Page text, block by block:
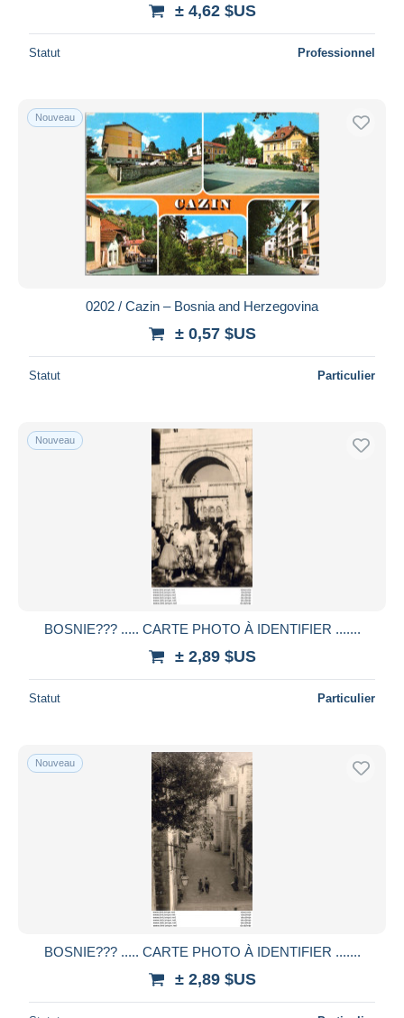
± 4,62 $US
Statut Professionnel
Nouveau
0202 / Cazin – Bosnia and Herzegovina
± 0,57 $US
Statut Particulier
Nouveau
BOSNIE??? ..... CARTE PHOTO À IDENTIFIER .......
± 2,89 $US
Statut Particulier
Nouveau
BOSNIE??? ..... CARTE PHOTO À IDENTIFIER .......
± 2,89 $US